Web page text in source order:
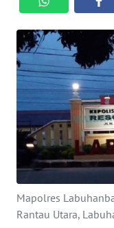
Mapolres
Rantau Utara,
SERBI
OPINI
KHAS
Informasi
INDEKS
BERITA
KONTAK
KAMI